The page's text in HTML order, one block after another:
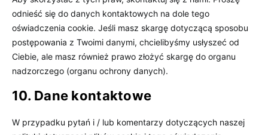
odnieść się do danych kontaktowych na dole tego
oświadczenia cookie. Jeśli masz skargę dotyczącą sposobu
postępowania z Twoimi danymi, chcielibyśmy usłyszeć od
Ciebie, ale masz również prawo złożyć skargę do organu
nadzorczego (organu ochrony danych).
10. Dane kontaktowe
W przypadku pytań i / lub komentarzy dotyczących naszej